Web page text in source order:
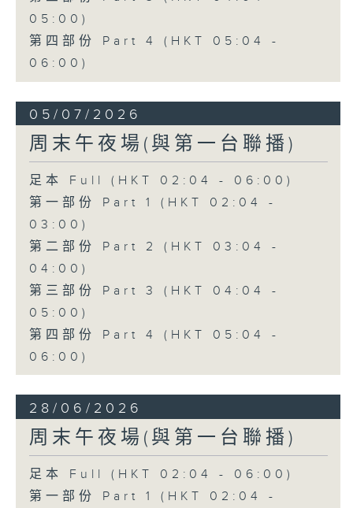
05:00)
第四部份 Part 4 (HKT 05:04 -
06:00)
05/07/2026
周末午夜場(與第一台聯播)
足本 Full (HKT 02:04 - 06:00)
第一部份 Part 1 (HKT 02:04 -
03:00)
第二部份 Part 2 (HKT 03:04 -
04:00)
第三部份 Part 3 (HKT 04:04 -
05:00)
第四部份 Part 4 (HKT 05:04 -
06:00)
28/06/2026
周末午夜場(與第一台聯播)
足本 Full (HKT 02:04 - 06:00)
第一部份 Part 1 (HKT 02:04 -